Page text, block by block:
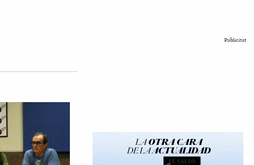
Publicitat